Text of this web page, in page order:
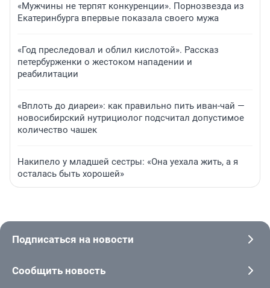
«Мужчины не терпят конкуренции». Порнозвезда из
Екатеринбурга впервые показала своего мужа
«Год преследовал и облил кислотой». Рассказ
петербурженки о жестоком нападении и
реабилитации
«Вплоть до диареи»: как правильно пить иван-чай —
новосибирский нутрициолог подсчитал допустимое
количество чашек
Накипело у младшей сестры: «Она уехала жить, а я
осталась быть хорошей»
Подписаться на новости
Сообщить новость